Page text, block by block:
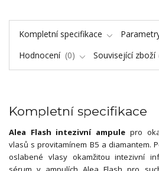
Kompletní specifikace
Hodnocení
0 Související zboží
Kompletní specifikace
Alea Flash intezivní ampule pro
vlasů s provitamínem B5 a diamantem.
oslabené vlasy okamžitou intezivní